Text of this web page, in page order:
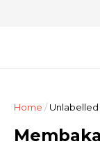
Home /Unlabelled